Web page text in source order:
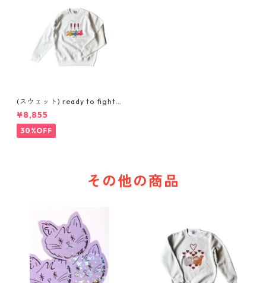
(スウェット) ready to fight
(WHITE)
¥8,855
30%OFF
その他の商品